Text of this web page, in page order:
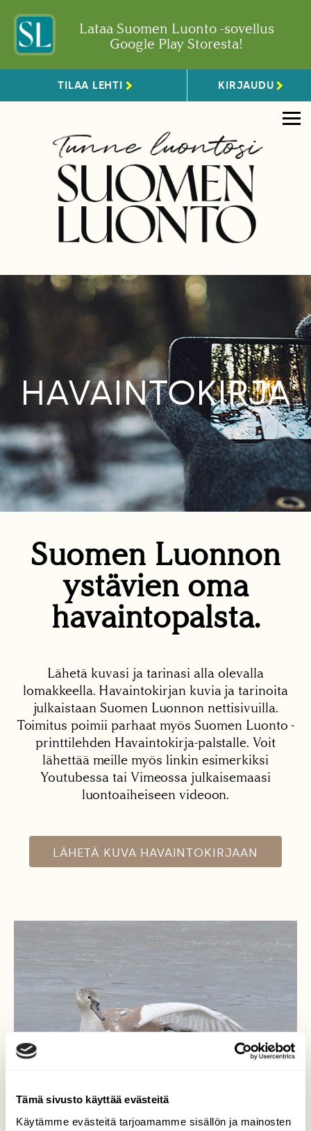
Tämä sivusto käyttää evästeitä
Käytämme evästeitä tarjoamamme sisällön ja mainosten
Lataa Suomen Luonto -sovellus
Google Play Storesta!
TILAA LEHTI KIRJAUDU
HAVAINTOKIRJA
Suomen Luonnon
ystävien oma
havaintopalsta.
Lähetä kuvasi ja tarinasi alla olevalla
lomakkeella. Havaintokirjan kuvia ja tarinoita
julkaistaan Suomen Luonnon nettisivuilla.
Toimitus poimii parhaat myös Suomen Luonto -
printtilehden Havaintokirja-palstalle. Voit
lähettää meille myös linkin esimerkiksi
Youtubessa tai Vimeossa julkaisemaasi
luontoaiheiseen videoon.
LÄHETÄ KUVA HAVAINTOKIRJAAN